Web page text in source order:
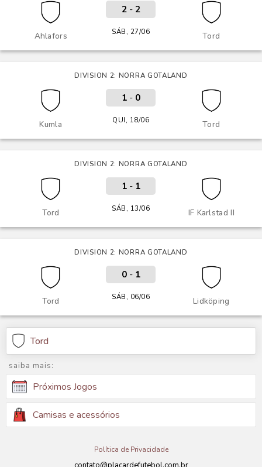
Ahlafors Tord
2- 2
SÁB, 27/06
DIVISION 2: NORRA GOTALAND
Kumla Tord
1- 0
QUI, 18/06
DIVISION 2: NORRA GOTALAND
Tord IF Karlstad II
1- 1
SÁB, 13/06
DIVISION 2: NORRA GOTALAND
Tord Lidköping
0- 1
SÁB, 06/06
Tord
saiba mais:
Próximos Jogos
Camisas e acessórios
Política de Privacidade